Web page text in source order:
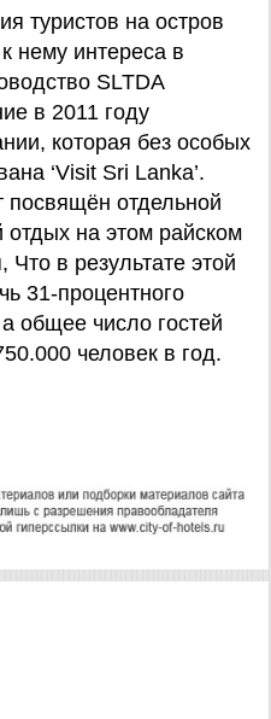
туристов на остров
нему интереса в
SLTDA
в 2011 году
которая без особых
‘Visit Sri Lanka’.
посвящён отдельной
на этом райском
Что в результате этой
31-процентного
общее число гостей
человек в год.